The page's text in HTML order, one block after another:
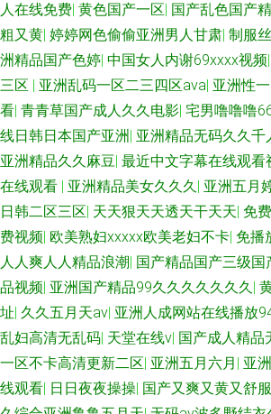
人在线免费| 黄色国产一区| 国产乱色国产
粗又黄| 婷婷网色偷偷亚洲男人甘肃| 制服
洲精品国产色婷| 中国女人内谢69xxxx视频|
三区 | 亚洲乱码一区二三四区ava| 亚洲性
看| 青青草国产成人久久电影| 宅男噜噜噜
线日韩日本国产亚洲 | 亚洲精品无码久久千
亚洲精品久久麻豆| 最近中文字幕在线观看
在线观看 | 亚洲精品美女久久久| 亚洲五月
日韩二区三区| 天天狠天天透天干天天| 免
费视频| 欧美熟妇xxxxx欧美老妇不卡| 免播
人人爽人人精品浪潮| 国产精品国产三级国
品视频| 亚洲国产精品99久久久久久久久|
址| 久久五月天av| 亚洲人成网站在线播放
乱妇高清无乱码| 天堂在线v| 国产成人精品
一区不卡高清更新二区| 亚洲五月六月 | 亚
线观看| 日日夜夜操操| 国产又爽又黄又舒